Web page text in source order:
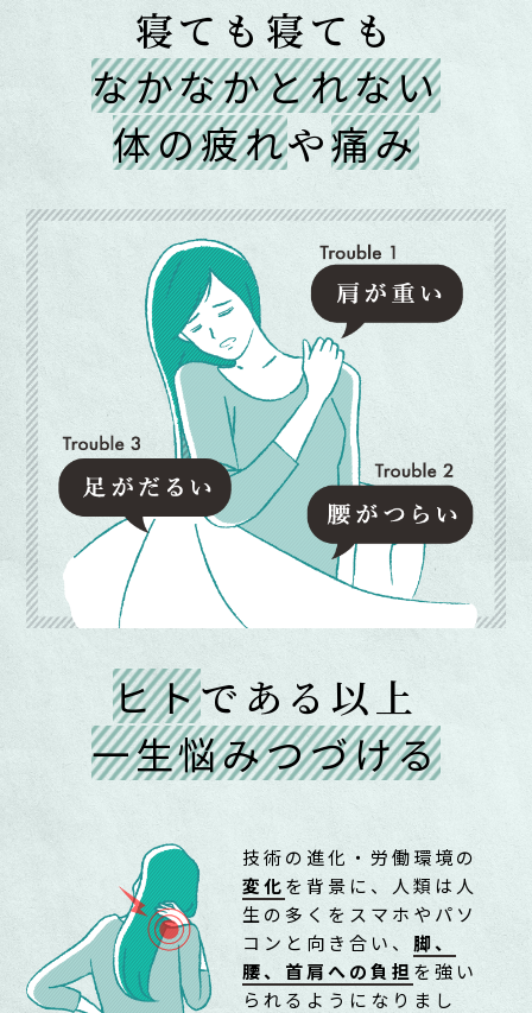
寝ても寝ても
なかなかとれない
体の疲れや痛み
ヒトである以上
一生悩みつづける
技術の進化・労働環境の
変化を背景に、人類は人
生の多くをスマホやパソ
コンと向き合い、 脚、
腰、首肩への負担 を強い
られるようになりまし